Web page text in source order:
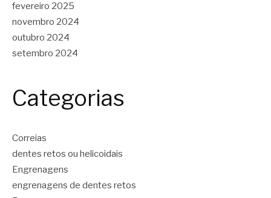
fevereiro 2025
novembro 2024
outubro 2024
setembro 2024
Categorias
Correias
dentes retos ou helicoidais
Engrenagens
engrenagens de dentes retos